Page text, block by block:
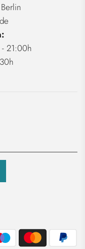
21:00h